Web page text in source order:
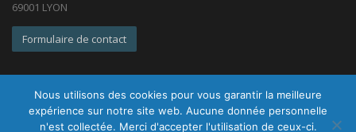
69001 LYON
Formulaire de contact
Nous utilisons des cookies pour vous garantir la meilleure
expérience sur notre site web. Aucune donnée personnelle
n'est collectée. Merci d'accepter l'utilisation de ceux-ci.